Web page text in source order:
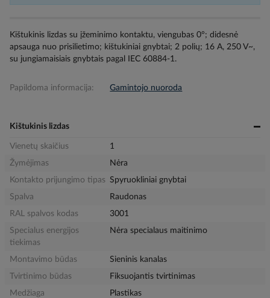
Kištukinis lizdas su įžeminimo kontaktu, viengubas 0°; didesnė
apsauga nuo prisilietimo; kištukiniai gnybtai; 2 polių; 16 A, 250 V~,
su jungiamaisiais gnybtais pagal IEC 60884-1.
Papildoma informacija: Gamintojo nuoroda
Kištukinis lizdas
Vienetų skaičius
1
Žymėjimas
Nėra
Kontakto prijungimo tipas Spyruokliniai gnybtai
Spalva
Raudonas
RAL spalvos kodas
3001
Specialus energijos
tiekimas
Nėra specialaus maitinimo
Montavimo būdas
Sieninis kanalas
Tvirtinimo būdas
Fiksuojantis tvirtinimas
Medžiaga
Plastikas